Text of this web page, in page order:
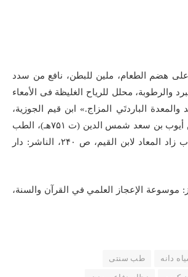
هضم الطعام، ملین للبطن، نافع من سدد
والرطوبة، محلل للریاح الغلیظة فی الأمعاء
والمعدة الباردتَي المزاج.» ابن قيم الجوزية،
محمد بن أبي بكر بن أيوب بن سعد شمس الدين (ت ۷۵۱هـ)، الطب
النبوي، جزء من كتاب زاد المعاد لابن القيم، ص ۲۴۰، الناشر: دار
الإعجاز العلمي في القرآن والسنة،
دانه
طب سنتی